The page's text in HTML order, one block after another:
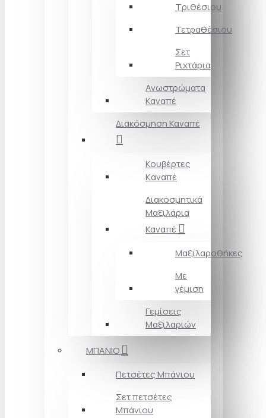
Τριθέσιου
Τετραθέσιου
Σετ
Ριχτάρια
Ανωστρώματα
Καναπέ
Διακόσμηση Καναπέ
Κουβέρτες
Kαναπέ
Διακοσμητικά
Mαξιλάρια
Καναπέ
Μαξιλαροθήκες
Με
γέμιση
Γεμίσεις
Μαξιλαριών
ΜΠΑΝΙΟ
Πετσέτες Mπάνιου
Σετ πετσέτες
Mπάνιου